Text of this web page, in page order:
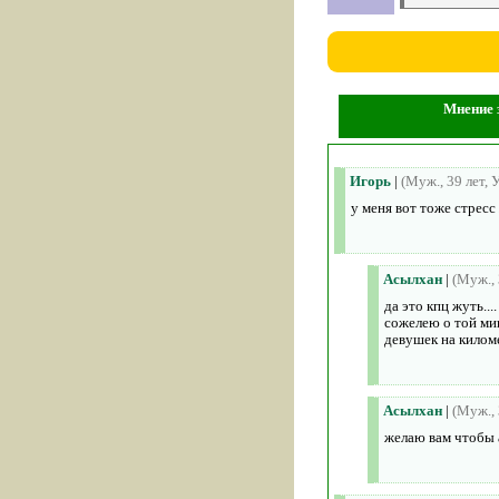
Мнение
Игорь | (Муж., 39 лет,
у меня вот тоже
Асылхан | (Муж.,
да это кпц
сожелею о той
девушек на
Асылхан | (Муж.,
желаю вам чтобы